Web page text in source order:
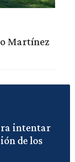
Martínez
intentar
de los